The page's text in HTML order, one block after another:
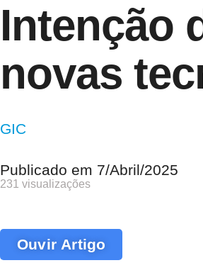
Intenção
novas
GIC
Publicado em 7/Abril/2025
231 visualizações
Ouvir Artigo